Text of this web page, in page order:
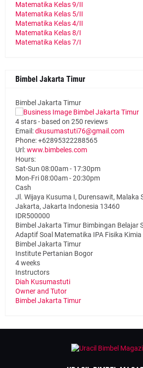
Matematika Kelas 9/II
Matematika Kelas 5/II
Matematika Kelas 4/II
Matematika Kelas 8/I
Matematika Kelas 7/I
Bimbel Jakarta Timur
Bimbel Jakarta Timur
4 stars - based on 250 reviews
Email:dkusumastuti76@gmail.com
Phone:+62895322288565
Url:www.bimbeles.com
Hours:
Sat-Sun 08:00am - 17:30pm
Mon-Fri 08:00am - 20:30pm
Cash
Jl. Wijaya Kusuma I, Durensawit, Malaka
Jakarta, Jakarta Indonesia 13460
IDR500000
Bimbel Jakarta Timur Bimbingan Belajar
Adaptif Soal Matematika IPA Fisika Kimia
Bimbel Jakarta Timur
Institute Pertanian Bogor
4 weeks
Instructors
Diah Kusumastuti
Owner and Tutor
Bimbel Jakarta Timur